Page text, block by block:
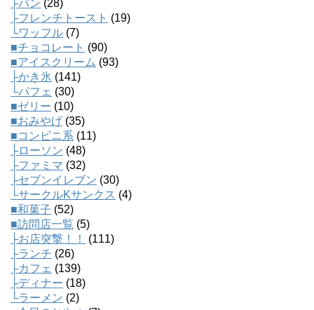
├パン (28)
├フレンチトースト (19)
└ワッフル (7)
■チョコレート (90)
■アイスクリーム (93)
├かき氷 (141)
└パフェ (30)
■ゼリー (10)
■おみやげ (35)
■コンビニ系 (11)
├ローソン (48)
├ファミマ (32)
├セブンイレブン (30)
└サークルKサンクス (4)
■和菓子 (52)
■訪問店一覧 (5)
├お店突撃！！
(111)
├ランチ (26)
├カフェ (139)
├ディナー (18)
└ラーメン (2)